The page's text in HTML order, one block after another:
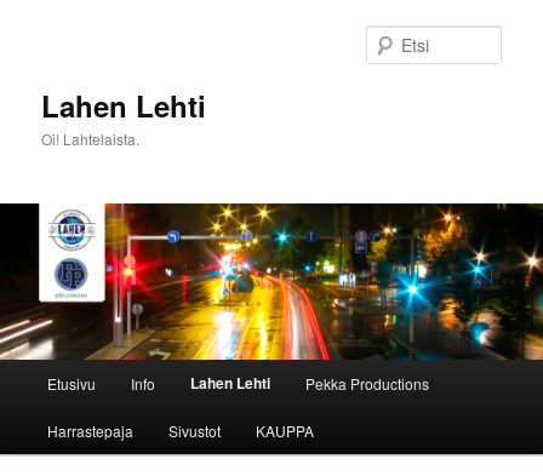
Lahen Lehti
Oi! Lahtelaista.
Etusivu Info Lahen Lehti Pekka Productions
Harrastepaja Sivustot KAUPPA